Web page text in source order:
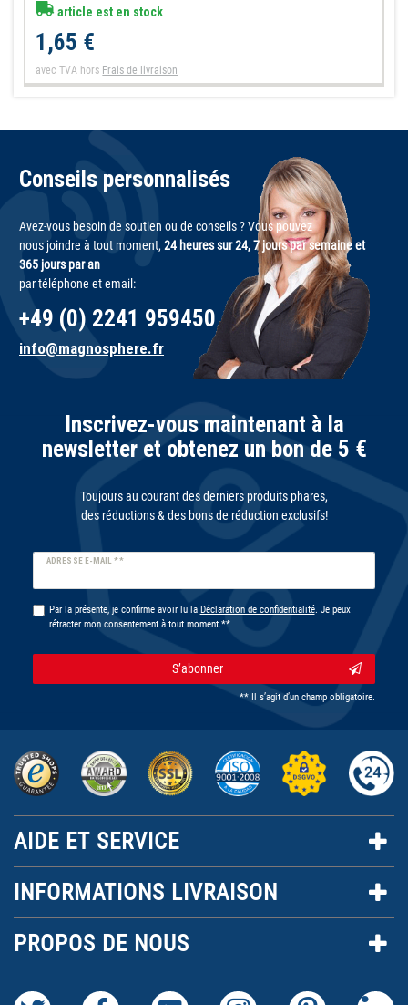
article est en stock
1,65 €
avec TVA hors Frais de livraison
Conseils personnalisés
Avez-vous besoin de soutien ou de conseils ? Vous pouvez
nous joindre à tout moment,24 heures sur 24, 7 jours par semaine et
365 jours par an
par téléphone et email:
+49 (0) 2241 959450
info@magnosphere.fr
Inscrivez-vous maintenant à la
newsletter et obtenez un bon de 5 €
Toujours au courant des derniers produits phares,
des réductions & des bons de réduction exclusifs!
ADRESSE E-MAIL **
Ceres::Template.newsletterHoneypotLabel
Par la présente, je confirme avoir lu la Déclaration de confidentialité. Je peux
rétracter mon consentement à tout moment.**
S’abonner
** Il s’agit d’un champ obligatoire.
AIDE ET SERVICE
INFORMATIONS LIVRAISON
PROPOS DE NOUS